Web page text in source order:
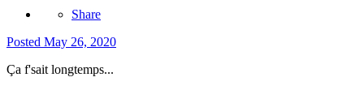
Share
Posted May 26, 2020
Ça f'sait longtemps...